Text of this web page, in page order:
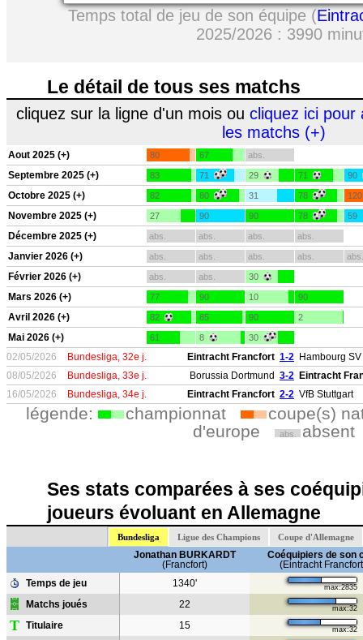
Temps total de jeu de son équipe (
2025/2026 : 3990
Le détail de tous ses matchs
cliquez sur la ligne d'un mois ou cliquez ici pour
les matchs (+)
Aout 2025 (+) 80 67 abs.
Septembre 2025 (+) 83 71 29 71 90
Octobre 2025 (+) 82 80 31 78 120
Novembre 2025 (+) 27 90 90 78 59
Décembre 2025 (+) abs. abs. abs. abs.
Janvier 2026 (+) abs. abs. abs. abs. abs.
Février 2026 (+) abs. abs. 30
Mars 2026 (+) 77 90 10 90
Avril 2026 (+) 82 85 90 2
Mai 2026 (+) 61 8 30
02/05/2026 Bundesliga, 32e j. Eintracht Francfort 1-2 Hambourg SV
08/05/2026
Bundesliga, 33e j. Borussia Dortmund 3-2 Eintracht
16/05/2026
Bundesliga, 34e j. Eintracht Francfort 2-2 VfB Stuttgart
légende: championnat
coupe(s)
d'europe
abs. absent
Ses stats comparées à ses
joueurs évoluant en Allemagne
Bundesliga Ligue des Champions Coupe d'Allemagne
Jonathan BURKARDT
(Francfort)
Coéquipiers de son
(Eintracht
Temps de jeu
1340' max:2835
Matchs joués 22 max:32
T Titulaire 15 max:32